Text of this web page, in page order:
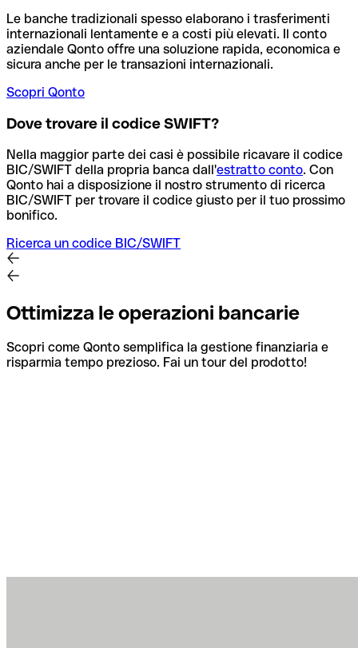
Le banche tradizionali spesso elaborano i trasferimenti
internazionali lentamente e a costi più elevati. Il conto
aziendale Qonto offre una soluzione rapida, economica e
sicura anche per le transazioni internazionali.
Scopri Qonto
Dove trovare il codice SWIFT?
Nella maggior parte dei casi è possibile ricavare il codice
BIC/SWIFT della propria banca dall'estratto conto. Con
Qonto hai a disposizione il nostro strumento di ricerca
BIC/SWIFT per trovare il codice giusto per il tuo prossimo
bonifico.
Ricerca un codice BIC/SWIFT
Ottimizza le operazioni bancarie
Scopri come Qonto semplifica la gestione finanziaria e
risparmia tempo prezioso. Fai un tour del prodotto!